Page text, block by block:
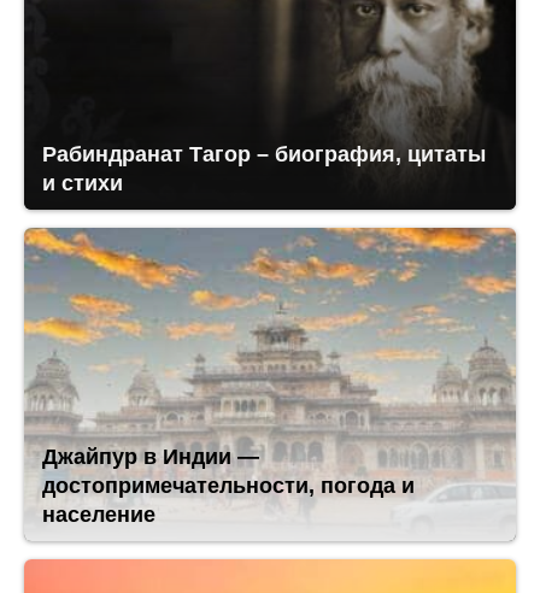
Рабиндранат Тагор – биография, цитаты
и стихи
Джайпур в Индии —
достопримечательности, погода и
население